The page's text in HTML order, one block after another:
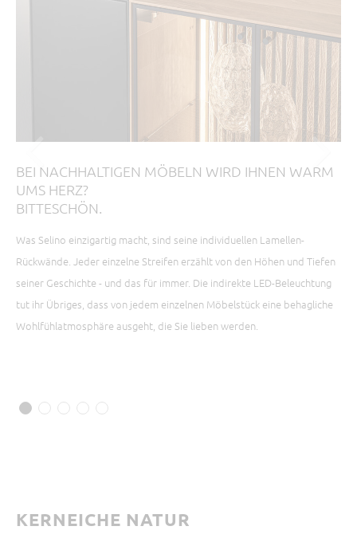
BEI NACHHALTIGEN MÖBELN WIRD IHNEN WARM
UMS HERZ?
BITTESCHÖN.
Was Selino einzigartig macht, sind seine individuellen Lamellen-
Rückwände. Jeder einzelne Streifen erzählt von den Höhen und Tiefen
seiner Geschichte - und das für immer. Die indirekte LED-Beleuchtung
tut ihr Übriges, dass von jedem einzelnen Möbelstück eine behagliche
Wohlfühlatmosphäre ausgeht, die Sie lieben werden.
KERNEICHE NATUR